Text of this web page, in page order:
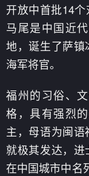
开放中首批14
马尾是中国近
地，诞生了萨
海军将官。
福州的习俗、
格，具有强烈
主，母语为闽
就极其发达，
在中国城市中名